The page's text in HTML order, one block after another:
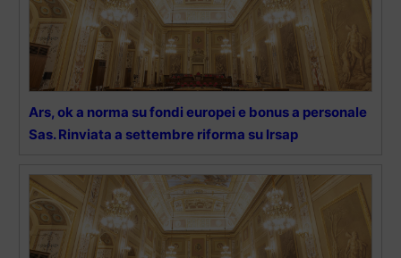
Ars, ok a norma su fondi europei e bonus a personale
Sas. Rinviata a settembre riforma su Irsap